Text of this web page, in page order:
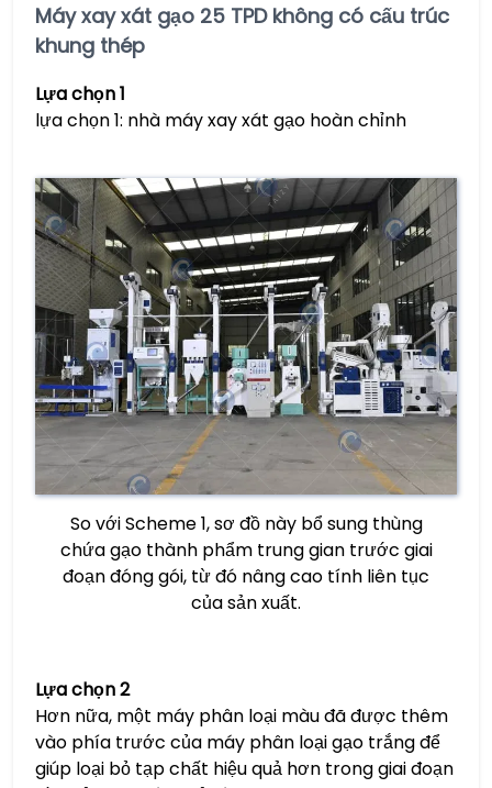
Máy xay xát gạo 25 TPD không có cấu trúc
khung thép
Lựa chọn 1
lựa chọn 1: nhà máy xay xát gạo hoàn chỉnh
So với Scheme 1, sơ đồ này bổ sung thùng
chứa gạo thành phẩm trung gian trước giai
đoạn đóng gói, từ đó nâng cao tính liên tục
của sản xuất.
Lựa chọn 2
Hơn nữa, một máy phân loại màu đã được thêm
vào phía trước của máy phân loại gạo trắng để
giúp loại bỏ tạp chất hiệu quả hơn trong giai đoạn